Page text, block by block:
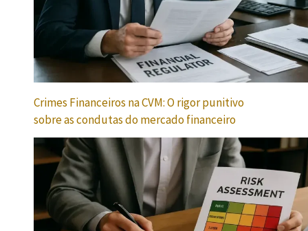
Crimes Financeiros na CVM: O rigor punitivo
sobre as condutas do mercado financeiro